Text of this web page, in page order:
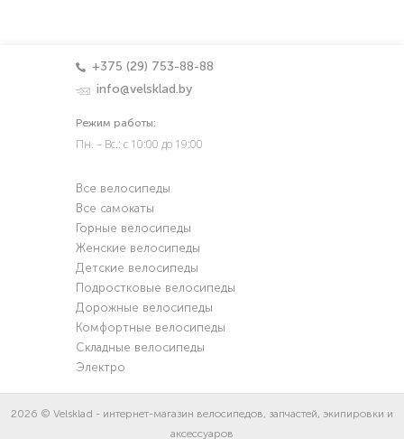
+375 (29) 753-88-88
info@velsklad.by
Режим работы:
Пн. – Вс.: с 10:00 до 19:00
Все велосипеды
Все самокаты
Горные велосипеды
Женские велосипеды
Детские велосипеды
Подростковые велосипеды
Дорожные велосипеды
Комфортные велосипеды
Складные велосипеды
Электро
2026 © Velsklad - интернет-магазин велосипедов, запчастей, экипировки и
аксессуаров